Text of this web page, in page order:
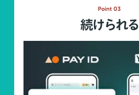
Point 03
続けられる